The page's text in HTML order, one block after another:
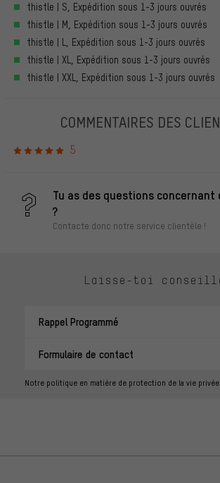
thistle | S, Expédition sous 1-3 jours ouvrés
thistle | M, Expédition sous 1-3 jours ouvrés
thistle | L, Expédition sous 1-3 jours ouvrés
thistle | XL, Expédition sous 1-3 jours ouvrés
thistle | XXL, Expédition sous 1-3 jours ouvrés
COMMENTAIRES DES
5
Tu as des questions concernant
?
Contacte donc notre service clientèle !
Laisse-toi
Rappel Programmé
Formulaire de contact
Notre politique en matière de protection de la vie privée